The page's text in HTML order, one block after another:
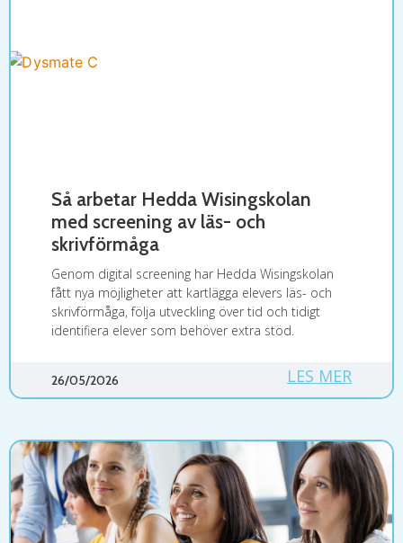
Så arbetar Hedda Wisingskolan
med screening av läs- och
skrivförmåga
Genom digital screening har Hedda Wisingskolan
fått nya möjligheter att kartlägga elevers läs- och
skrivförmåga, följa utveckling över tid och tidigt
identifiera elever som behöver extra stöd.
LES MER
26/05/2026